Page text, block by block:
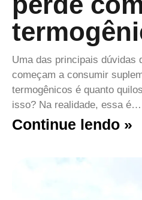
Uma das principais dúvidas
começam a consumir
termogênicos é quanto
isso? Na realidade, essa é…
Continue lendo »